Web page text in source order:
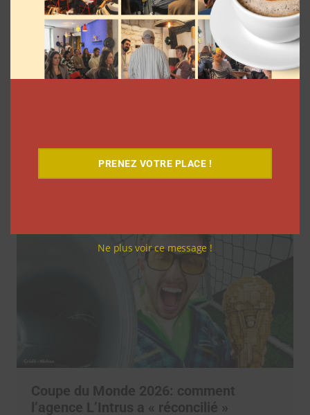
réinventé son contenu sur YouTube
Coupe du Monde 2026: comment
l’agence L’Intrus a « réconcilié »
PRENEZ VOTRE PLACE !
Ne plus voir ce message !